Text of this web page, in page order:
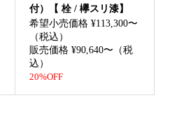
付）【 栓 / 欅スリ漆】
希望小売価格 ¥113,300〜
（税込）
販売価格 ¥90,640〜（税
込）
20%OFF